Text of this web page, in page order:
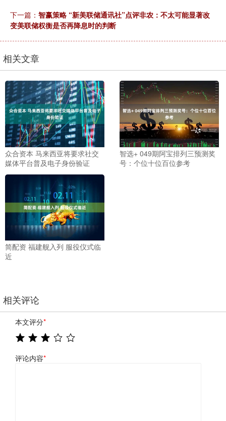
下一篇： 智赢策略 “新美联储通讯社”点评非农：不太可能显著改
变美联储权衡是否再降息时的判断
相关文章
众合资本 马来西亚将要求社交
媒体平台普及电子身份验证
智选+ 049期阿宝排列三预测奖
号：个位十位百位参考
简配资 福建舰入列 服役仪式临
近
相关评论
本文评分*
评论内容*